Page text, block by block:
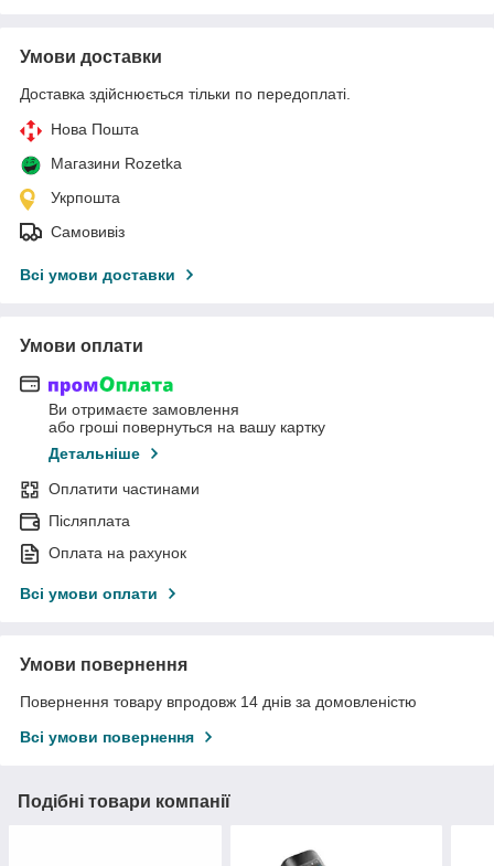
Умови доставки
Доставка здійснюється тільки по передоплаті.
Нова Пошта
Магазини Rozetka
Укрпошта
Самовивіз
Всі умови доставки
Умови оплати
Ви отримаєте замовлення
або гроші повернуться на вашу картку
Детальніше
Оплатити частинами
Післяплата
Оплата на рахунок
Всі умови оплати
Умови повернення
Повернення товару впродовж 14 днів за домовленістю
Всі умови повернення
Подібні товари компанії